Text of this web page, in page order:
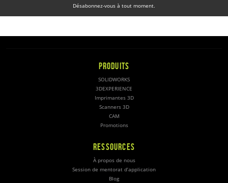
Désabonnez-vous à tout moment.
PRODUITS
SOLIDWORKS
3DEXPERIENCE
Imprimantes 3D
Scanners 3D
CAM
Promotions
RESSOURCES
À propos de nous
Session de mentorat d’application
Blog